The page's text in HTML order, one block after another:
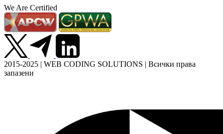
We Are Certified
2015-2025 | WEB CODING SOLUTIONS | Всички права
запазени